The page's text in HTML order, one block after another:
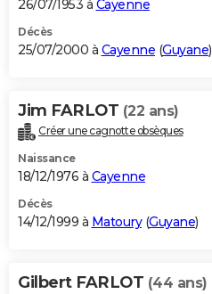
26/07/1953 à Cayenne
Décès
25/07/2000 à Cayenne (Guyane)
Jim FARLOT (22 ans)
Créer une cagnotte obsèques
Naissance
18/12/1976 à Cayenne
Décès
14/12/1999 à Matoury(Guyane)
Gilbert FARLOT (44 ans)